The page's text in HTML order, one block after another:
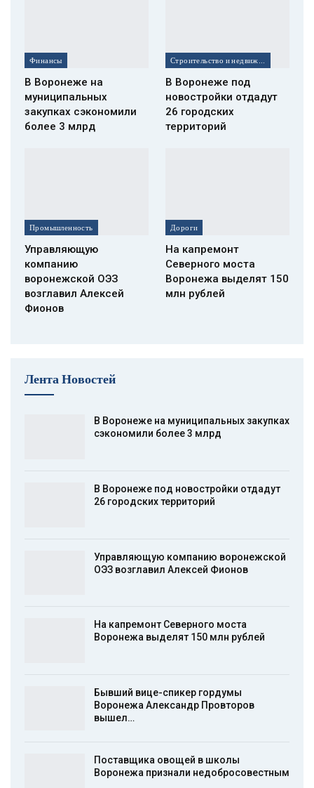
Финансы
В Воронеже на
муниципальных
закупках сэкономили
более 3 млрд
В Воронеже под
новостройки отдадут
26 городских
территорий
Промышленность
Управляющую
компанию
воронежской ОЭЗ
возглавил Алексей
Фионов
Дороги
На капремонт
Северного моста
Воронежа выделят 150
млн рублей
Лента Новостей
В Воронеже на муниципальных закупках
сэкономили более 3 млрд
В Воронеже под новостройки отдадут
26 городских территорий
Управляющую компанию воронежской
ОЭЗ возглавил Алексей Фионов
На капремонт Северного моста
Воронежа выделят 150 млн рублей
Бывший вице-спикер гордумы
Воронежа Александр Провторов
вышел…
Поставщика овощей в школы
Воронежа признали недобросовестным